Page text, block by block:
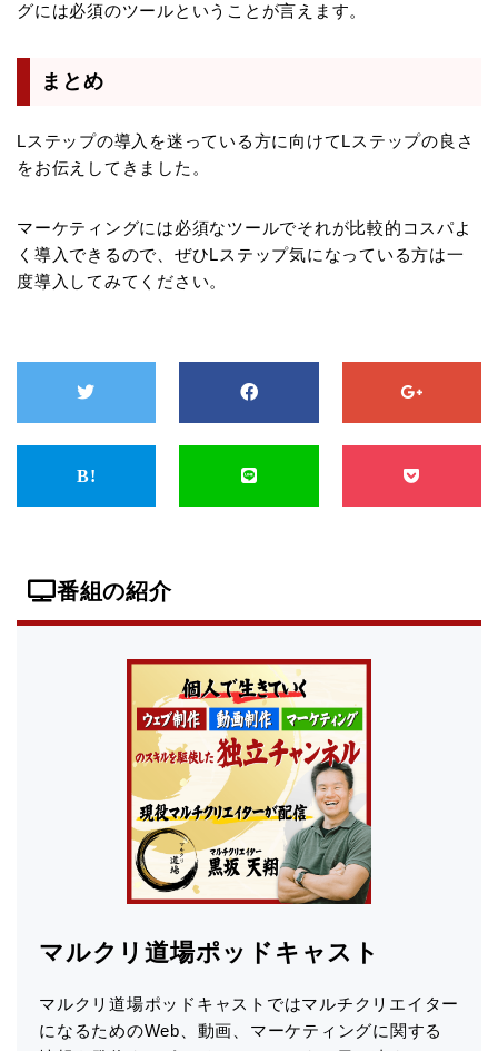
グには必須のツールということが言えます。
まとめ
Lステップの導入を迷っている方に向けてLステップの良さ
をお伝えしてきました。
マーケティングには必須なツールでそれが比較的コスパよ
く導入できるので、ぜひLステップ気になっている方は一
度導入してみてください。
番組の紹介
マルクリ道場ポッドキャスト
マルクリ道場ポッドキャストではマルチクリエイター
になるためのWeb、動画、マーケティングに関する